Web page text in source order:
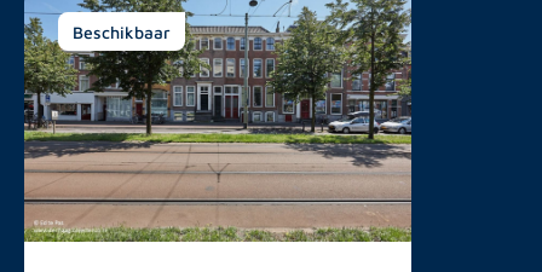
Beschikbaar